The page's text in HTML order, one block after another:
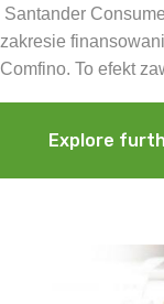
Santander
zakresie
Comfino. To efekt
Explore